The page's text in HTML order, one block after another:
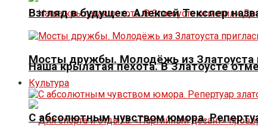
Наша крылатая пехота. В Златоусте
Взгляд в будущее. Алексей Текслер
Мосты дружбы. Молодёжь из Златоуста
Культура
С абсолютным чувством юмора.